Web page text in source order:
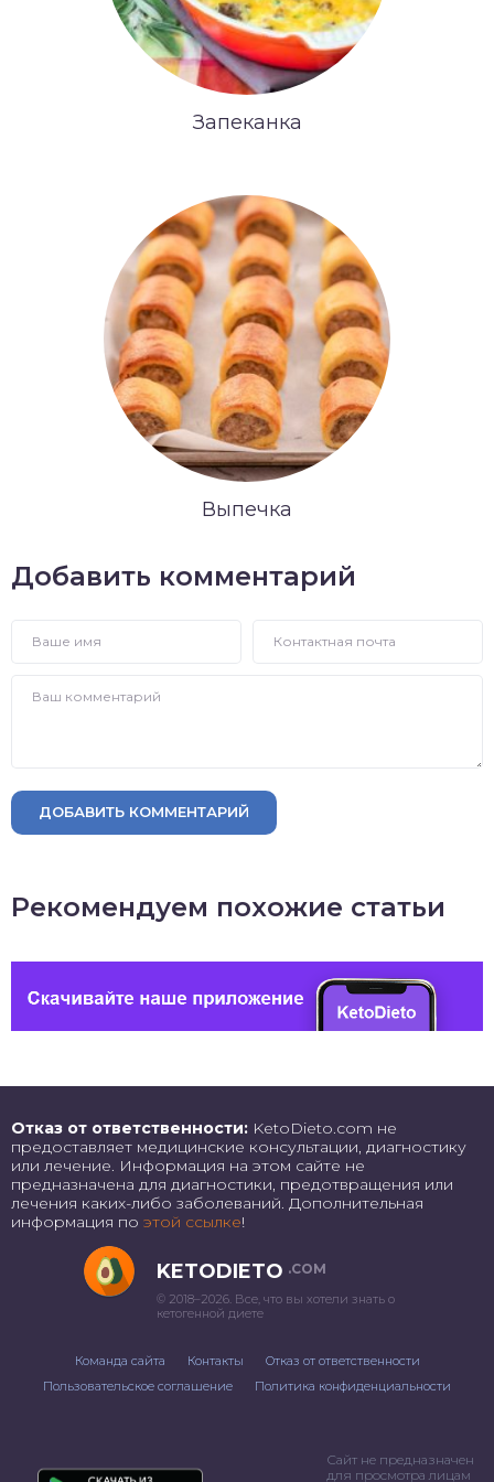
Запеканка
Выпечка
Добавить комментарий
ДОБАВИТЬ КОММЕНТАРИЙ
Рекомендуем похожие статьи
Отказ от ответственности: KetoDieto.com не
предоставляет медицинские консультации, диагностику
или лечение. Информация на этом сайте не
предназначена для диагностики, предотвращения или
лечения каких-либо заболеваний. Дополнительная
информация по этой ссылке!
KETODIETO .COM
© 2018–2026. Все, что вы хотели знать о
кетогенной диете
Команда сайта Контакты
Отказ от ответственности
Пользовательское соглашение
Политика конфиденциальности
Сайт не предназначен
для просмотра лицам